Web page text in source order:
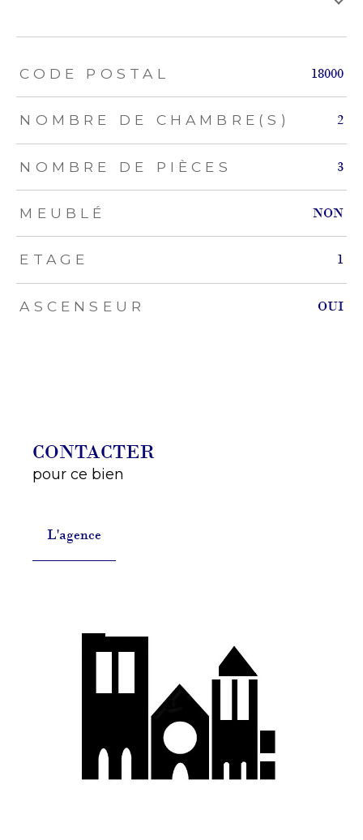
TRAD_ZEPHYR_Caracteristique TRAD_ZEPHYR_Valeurs
CODE POSTAL 18000
NOMBRE DE CHAMBRE(S) 2
NOMBRE DE PIÈCES 3
MEUBLÉ NON
ETAGE 1
ASCENSEUR OUI
CONTACTER
pour ce bien
L'agence